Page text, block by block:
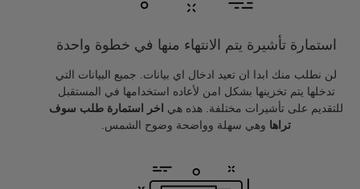
استمارة تأشيرة يتم الانتهاء منها في خطوة واحدة
لن نطلب منك ابدا ان تعيد ادخال اي بيانات. جميع البيانات التي
تدخلها يتم تخزينها بشكل امن لأعاده استخدامها في المستقبل
للتقديم على تأشيرات مختلفة. هذه هي
اخر استمارة طلب سوف
تراها وهي سهلة وواضحة وضوح الشمس.